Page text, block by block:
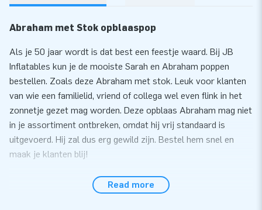
Abraham met Stok opblaaspop
Als je 50 jaar wordt is dat best een feestje waard. Bij JB
Inflatables kun je de mooiste Sarah en Abraham poppen
bestellen. Zoals deze Abraham met stok. Leuk voor klanten
van wie een familielid, vriend of collega wel even flink in het
zonnetje gezet mag worden. Deze opblaas Abraham mag niet
in je assortiment ontbreken, omdat hij vrij standaard is
uitgevoerd. Hij zal dus erg gewild zijn. Bestel hem snel en
maak je klanten blij!
Deze opblaasbare Abraham is altijd in voor een
Read more